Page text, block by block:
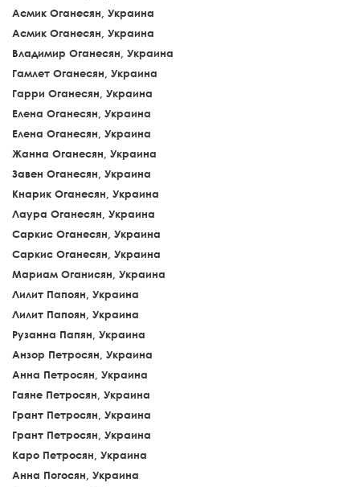
Асмик Оганесян, Украина
Асмик Оганесян, Украина
Владимир Оганесян, Украина
Гамлет Оганесян, Украина
Гарри Оганесян, Украина
Елена Оганесян, Украина
Елена Оганесян, Украина
Жанна Оганесян, Украина
Завен Оганесян, Украина
Кнарик Оганесян, Украина
Лаура Оганесян, Украина
Саркис Оганесян, Украина
Саркис Оганесян, Украина
Мариам Оганисян, Украина
Лилит Папоян, Украина
Лилит Папоян, Украина
Рузанна Папян, Украина
Анзор Петросян, Украина
Анна Петросян, Украина
Гаяне Петросян, Украина
Грант Петросян, Украина
Грант Петросян, Украина
Каро Петросян, Украина
Анна Погосян, Украина